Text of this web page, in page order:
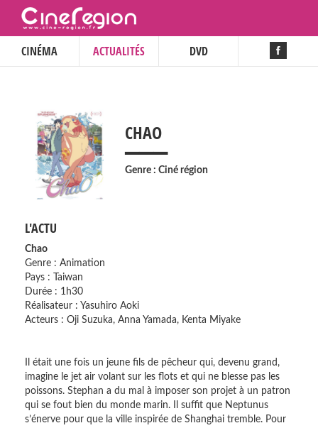
CINÉMA ACTUALITÉS DVD
CHAO
___
Genre : Ciné région
L'ACTU
Chao
Genre : Animation
Pays : Taiwan
Durée : 1h30
Réalisateur : Yasuhiro Aoki
Acteurs : Oji Suzuka, Anna Yamada, Kenta Miyake
Il était une fois un jeune fils de pêcheur qui, devenu grand,
imagine le jet air volant sur les flots et qui ne blesse pas les
poissons. Stephan a du mal à imposer son projet à un patron
qui se fout bien du monde marin. Il suffit que Neptunus
s’énerve pour que la ville inspirée de Shanghai tremble. Pour